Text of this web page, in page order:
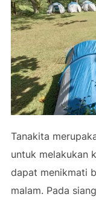
Tanakita
untuk melakukan
dapat menikmati
malam. Pada